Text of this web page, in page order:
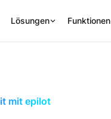
Lösungen Funktionen
mit epilot